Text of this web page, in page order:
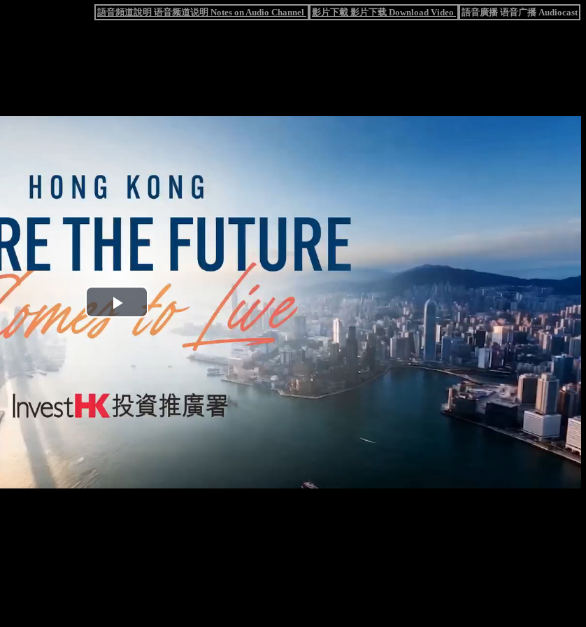
語音頻道說明 语音频道说明 Notes on Audio Channel 影片下載 影片下载 Download Video 語音廣播 语音广播 Audiocast
Play